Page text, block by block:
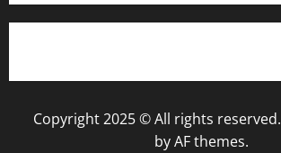
Copyright 2025 © All rights reserved.
by AF themes.